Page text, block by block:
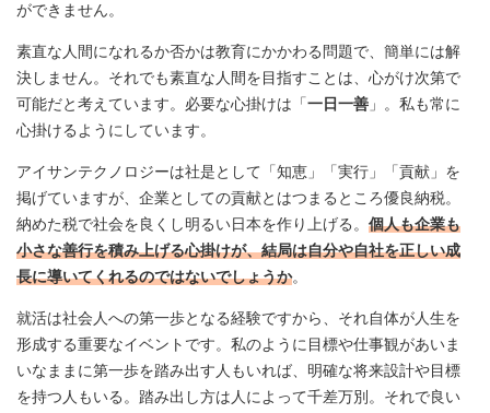
ができません。
素直な人間になれるか否かは教育にかかわる問題で、簡単には解
決しません。それでも素直な人間を目指すことは、心がけ次第で
可能だと考えています。必要な心掛けは「一日一善 」。私も常に
心掛けるようにしています。
アイサンテクノロジーは社是として「知恵」「実行」「貢献」を
掲げていますが、企業としての貢献とはつまるところ優良納税。
納めた税で社会を良くし明るい日本を作り上げる。 個人も企業も
小さな善行を積み上げる心掛けが、結局は自分や自社を正しい成
長に導いてくれるのではないでしょうか。
就活は社会人への第一歩となる経験ですから、それ自体が人生を
形成する重要なイベントです。私のように目標や仕事観があいま
いなままに第一歩を踏み出す人もいれば、明確な将来設計や目標
を持つ人もいる。踏み出し方は人によって千差万別。それで良い